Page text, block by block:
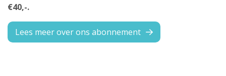
€40,-.
Lees meer over ons abonnement